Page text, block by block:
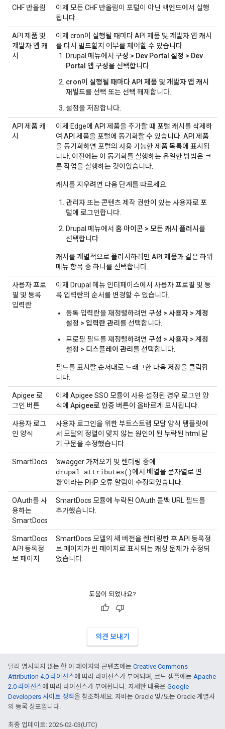
CHF 반올림
이제 모든 CHF 반올림이 포털이 아닌 백엔드에서 실행
됩니다.
API 제품 및
개발자 앱 캐
시
이제 cron이 실행될 때마다 API 제품 및 개발자 앱 캐시
를 다시 빌드할지 여부를 제어할 수 있습니다.
Drupal 메뉴에서 구성 > Dev Portal 설정 > Dev
Portal 앱 구성을 선택합니다.
cron이 실행될 때마다 API 제품 및 개발자 앱 캐시
재빌드를 선택 또는 선택 해제합니다.
설정을 저장합니다.
API 제품 캐
시
이제 Edge에 API 제품을 추가할 때 포털 캐시를 삭제하
여 API 제품을 포털에 동기화할 수 있습니다. API 제품
을 동기화하면 포털의 사용 가능한 제품 목록에 표시됩
니다. 이전에는 이 동기화를 실행하는 유일한 방법은 크
론 작업을 실행하는 것이었습니다.
캐시를 지우려면 다음 단계를 따르세요.
관리자 또는 콘텐츠 제작 권한이 있는 사용자로 포
털에 로그인합니다.
Drupal 메뉴에서 홈 아이콘 > 모든 캐시 플러시 를
선택합니다.
캐시를 개별적으로 플러시하려면 API 제품과 같은 하위
메뉴 항목 중 하나를 선택합니다.
사용자 프로
필 및 등록
입력란
이제 Drupal 메뉴 인터페이스에서 사용자 프로필 및 등
록 입력란의 순서를 변경할 수 있습니다.
등록 입력란을 재정렬하려면 구성 > 사용자 > 계정
설정 > 입력란 관리 를 선택합니다.
프로필 필드를 재정렬하려면 구성 > 사용자 > 계정
설정 > 디스플레이 관리 를 선택합니다.
필드를 표시할 순서대로 드래그한 다음저장을 클릭합
니다.
Apigee 로
그인 버튼
이제 Apigee SSO 모듈이 사용 설정된 경우 로그인 양
식에 Apigee로 인증 버튼이 올바르게 표시됩니다.
사용자 로그
인 양식
사용자 로그인을 위한 부트스트랩 모달 양식 템플릿에
서 모달의 정렬이 맞지 않는 원인이 된 누락된 html 닫
기 구문을 수정했습니다.
SmartDocs
'swagger 가져오기 및 렌더링 중에
drupal_attributes()에서 배열을 문자열로 변
환'이라는 PHP 오류 알림이 수정되었습니다.
OAuth를 사
용하는
SmartDocs
SmartDocs 모듈에 누락된 OAuth 콜백 URL 필드를
추가했습니다.
SmartDocs
API 등록정
보 페이지
SmartDocs 모델의 새 버전을 렌더링한 후 API 등록정
보 페이지가 빈 페이지로 표시되는 캐싱 문제가 수정되
었습니다.
도움이 되었나요?
의견 보내기
달리 명시되지 않는 한 이 페이지의 콘텐츠에는 Creative Commons
Attribution 4.0 라이선스에 따라 라이선스가 부여되며, 코드 샘플에는 Apache
2.0 라이선스에 따라 라이선스가 부여됩니다. 자세한 내용은 Google
Developers 사이트 정책을 참조하세요. 자바는 Oracle 및/또는 Oracle 계열사
의 등록 상표입니다.
최종 업데이트: 2026-02-03(UTC)